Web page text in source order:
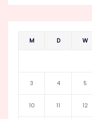
M D W
3 4 5
10 11 12